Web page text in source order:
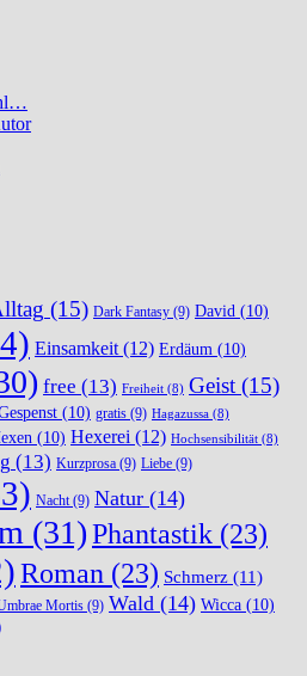
(15) Dark Fantasy (9) David (10)
Einsamkeit (12) Erdäum (10)
free (13) Freiheit (8) Geist (15)
(10) gratis (9) Hagazussa (8)
(10) Hexerei (12) Hochsensibilität (8)
(13) Kurzprosa (9) Liebe (9)
Nacht(9) Natur (14)
(31)Phantastik (23)
Roman (23) Schmerz (11)
Mortis (9) Wald (14) Wicca (10)